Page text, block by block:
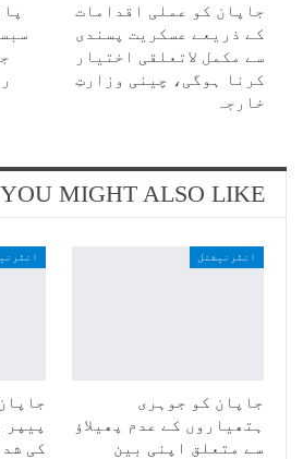
جاپان کو عملی اقدامات
کے ذریعے عسکریت پسندی
سے مکمل لاتعلقی اختیار
کرنا ہوگی، چینی وزارتِ
خارجہ
YOU MIGHT ALSO LIKE
انٹرنیشنل
جاپان کو جوہری
ہتھیاروں کے عدم پھیلاؤ
سے متعلق اپنی بین
پیپر
کی